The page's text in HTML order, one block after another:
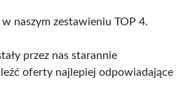
naszym zestawieniu TOP 4.
przez nas starannie
oferty najlepiej odpowiadające